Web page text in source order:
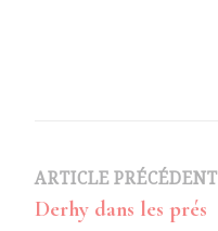
Navigation
ARTICLE PRÉCÉDENT
Derhy dans les prés